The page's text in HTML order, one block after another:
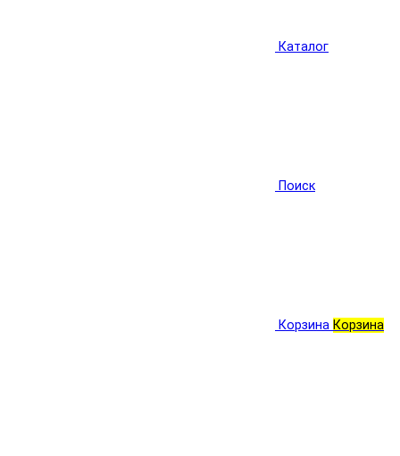
Каталог
Поиск
Корзина Корзина